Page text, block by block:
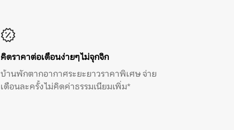
คิดราคาต่อเดือนง่ายๆ ไม่จุกจิก
บ้านพักตากอากาศระยะยาวราคาพิเศษ จ่าย
เดือนละครั้ง ไม่คิดค่าธรรมเนียมเพิ่ม*